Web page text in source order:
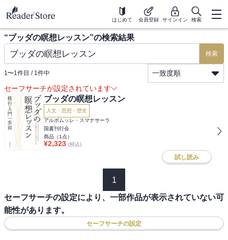
はじめて 会員登録 サインイン 検索
“ブッダの瞑想レッスン”の検索結果
検索
1〜1件目 / 1件中
一致度順
セーフサーチが設定されています
ブッダの瞑想レッスン
人文・思想・歴史
アルボムッレ・スマナサーラ
国書刊行会
商品（1 点）
¥2,323 (税込)
試し読み
1
セーフサーチの設定により、一部作品が表示されていない可
能性があります。
セーフサーチの設定